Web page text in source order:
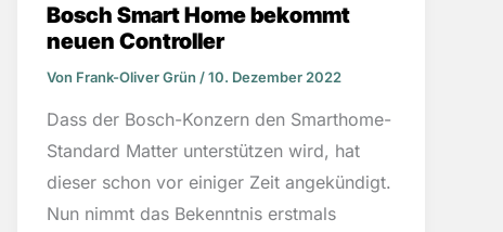
Bosch Smart Home bekommt
neuen Controller
Von Frank-Oliver Grün /10. Dezember 2022
Dass der Bosch-Konzern den Smarthome-
Standard Matter unterstützen wird, hat
dieser schon vor einiger Zeit angekündigt.
Nun nimmt das Bekenntnis erstmals